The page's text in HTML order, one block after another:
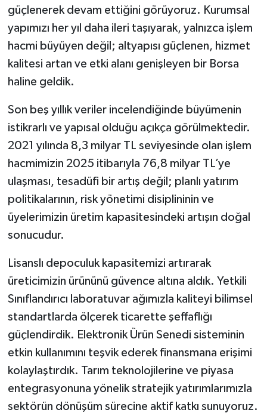
güçlenerek devam ettiğini görüyoruz. Kurumsal
yapımızı her yıl daha ileri taşıyarak, yalnızca işlem
hacmi büyüyen değil; altyapısı güçlenen, hizmet
kalitesi artan ve etki alanı genişleyen bir Borsa
haline geldik.
Son beş yıllık veriler incelendiğinde büyümenin
istikrarlı ve yapısal olduğu açıkça görülmektedir.
2021 yılında 8,3 milyar TL seviyesinde olan işlem
hacmimizin 2025 itibarıyla 76,8 milyar TL’ye
ulaşması, tesadüfi bir artış değil; planlı yatırım
politikalarının, risk yönetimi disiplininin ve
üyelerimizin üretim kapasitesindeki artışın doğal
sonucudur.
Lisanslı depoculuk kapasitemizi artırarak
üreticimizin ürününü güvence altına aldık. Yetkili
Sınıflandırıcı laboratuvar ağımızla kaliteyi bilimsel
standartlarda ölçerek ticarette şeffaflığı
güçlendirdik. Elektronik Ürün Senedi sisteminin
etkin kullanımını teşvik ederek finansmana erişimi
kolaylaştırdık. Tarım teknolojilerine ve piyasa
entegrasyonuna yönelik stratejik yatırımlarımızla
sektörün dönüşüm sürecine aktif katkı sunuyoruz.